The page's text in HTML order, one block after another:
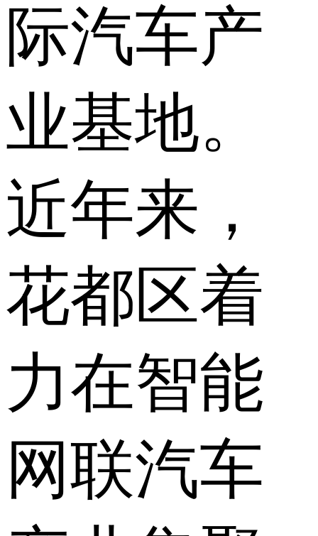
际汽车产
业基地。
近年来，
花都区着
力在智能
网联汽车